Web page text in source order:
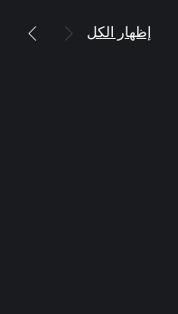
إظهار الكل